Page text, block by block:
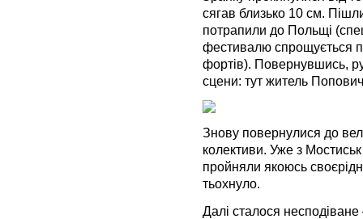
сягав близько 10 см.
потрапили до Польщі
фестивалю спрощується
фортів). Повернувшись,
сцени: тут житель
Знову повернулися до
колективи. Уже з
пройняли якоюсь
тьохнуло.
Далі сталося